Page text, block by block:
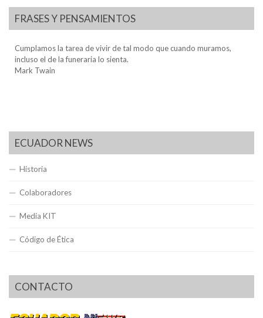
FRASES Y PENSAMIENTOS
Cumplamos la tarea de vivir de tal modo que cuando muramos,
incluso el de la funeraria lo sienta.
Mark Twain
ECUADOR NEWS
Historia
Colaboradores
Media KIT
Código de Ética
CONTACTO